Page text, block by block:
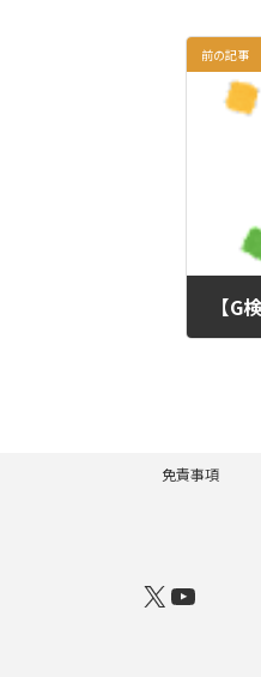
前の記事
免責事項
X YouTube